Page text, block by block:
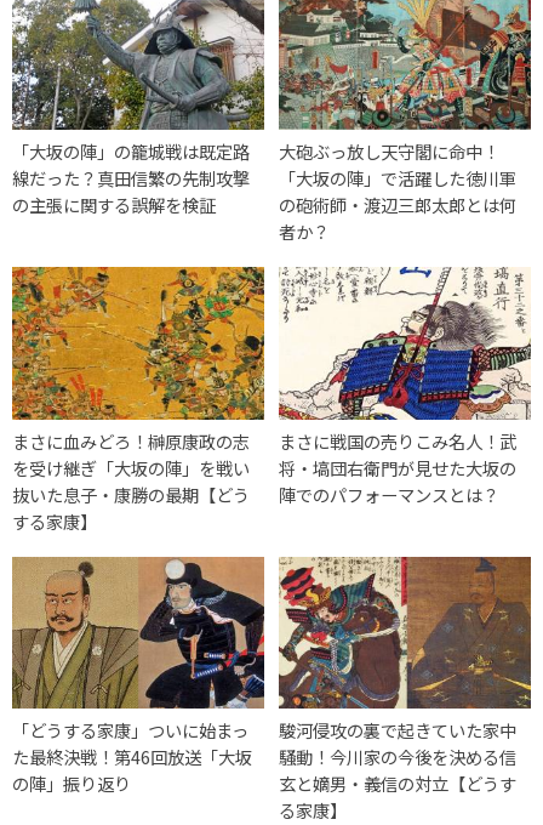
「大坂の陣」の籠城戦は既定路
線だった？真田信繁の先制攻撃
の主張に関する誤解を検証
大砲ぶっ放し天守閣に命中！
「大坂の陣」で活躍した徳川軍
の砲術師・渡辺三郎太郎とは何
者か？
まさに血みどろ！榊原康政の志
を受け継ぎ「大坂の陣」を戦い
抜いた息子・康勝の最期【どう
する家康】
まさに戦国の売りこみ名人！武
将・塙団右衛門が見せた大坂の
陣でのパフォーマンスとは？
「どうする家康」ついに始まっ
た最終決戦！第46回放送「大坂
の陣」振り返り
駿河侵攻の裏で起きていた家中
騒動！今川家の今後を決める信
玄と嫡男・義信の対立【どうす
る家康】